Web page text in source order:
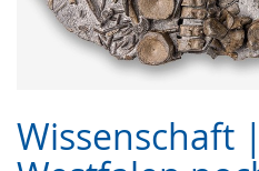
Wissenschaft